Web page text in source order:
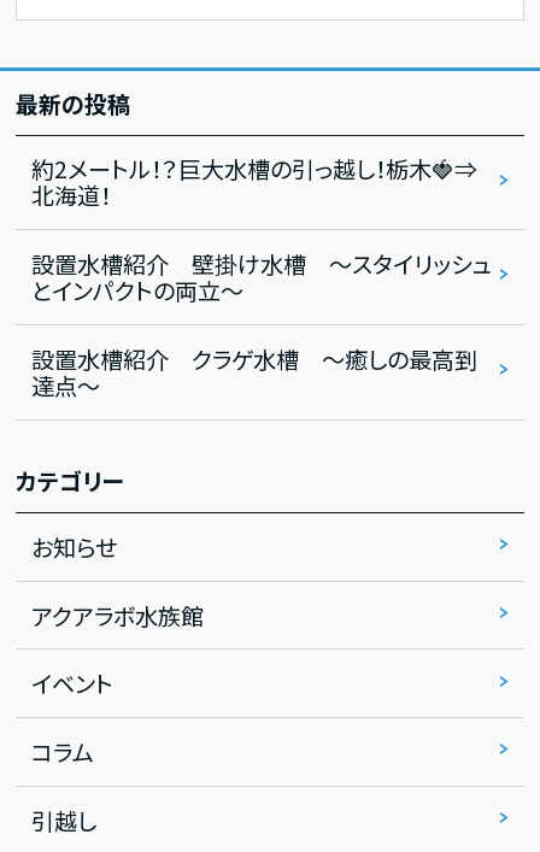
最新の投稿
約2メートル！？巨大水槽の引っ越し！栃木🍓⇒
北海道！
設置水槽紹介 壁掛け水槽 ～スタイリッシュ
とインパクトの両立～
設置水槽紹介 クラゲ水槽 ～癒しの最高到
達点～
カテゴリー
お知らせ
アクアラボ水族館
イベント
コラム
引越し